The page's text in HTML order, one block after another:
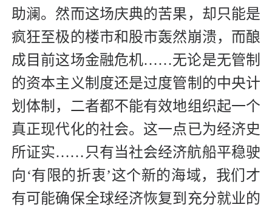
助澜。然而这场庆典的苦果，却只能是
疯狂至极的楼市和股市轰然崩溃，而酿
成目前这场金融危机……无论是无管制
的资本主义制度还是过度管制的中央计
划体制，二者都不能有效地组织起一个
真正现代化的社会。这一点已为经济史
所证实……只有当社会经济航船平稳驶
向‘有限的折衷’这个新的海域，我们才
有可能确保全球经济恢复到充分就业的